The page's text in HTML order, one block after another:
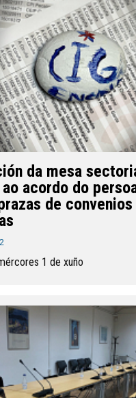
da mesa
ao acordo do
de convenios
1 de xuño